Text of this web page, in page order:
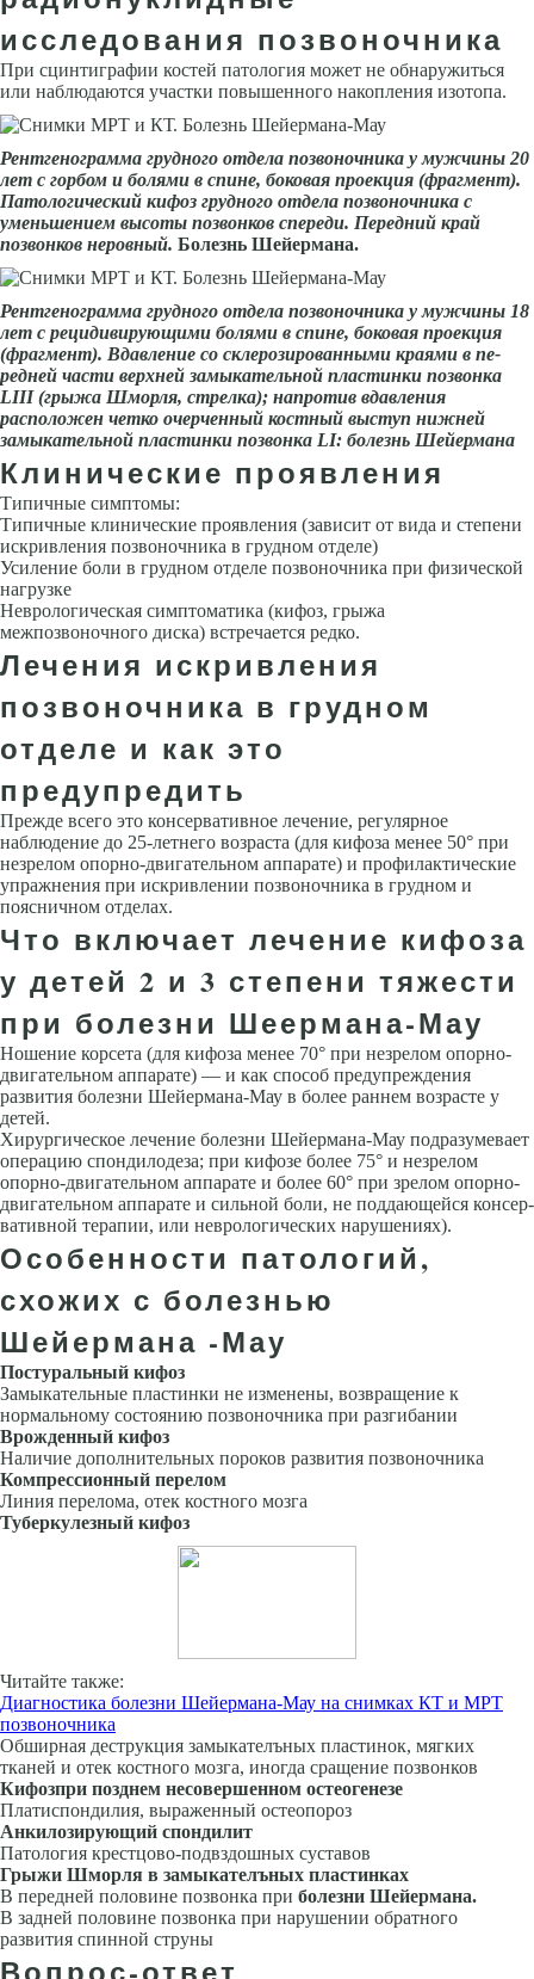
исследования позвоночника
При сцинтиграфии костей патология может не обнаружиться
или наблю­даются участки повышенного накопления изотопа.
Рентгенограмма грудного отдела по­звоночника у мужчины 20
лет с горбом и болями в спине, боковая проекция (фрагмент).
Патоло­гический кифоз грудного отдела позвоночника с
уменьшением высоты позвонков спереди. Передний край
позвонков неровный. Болезнь Шейермана.
Рентгенограмма грудного отдела позвоночника у мужчины 18
лет с рецидивирующи­ми болями в спине, боковая проекция
(фрагмент). Вдавление со склерозированными краями в пе­
редней части верхней замыкательной пластинки позвонка
LIII(грыжа Шморля, стрелка); напротив вдавления
расположен четко очерченный кост­ный выступ нижней
замыкательной пластинки позвонка LI: болезнь Шейермана
Клинические проявления
Типичные симптомы:
Типичные клинические проявления (зависит от вида и степени
искривления позвоночни­ка в грудном отделе)
Усиление боли в грудном отделе позвоночника при физической
на­грузке
Неврологическая симптоматика (кифоз, грыжа
межпозвоночного диска) встречается редко.
Лечения искривления
позвоночника в грудном
отделе и как это
предупредить
Прежде всего это консервативное лечение, регулярное
наблюдение до 25-летнего возрас­та (для кифоза менее 50° при
незрелом опорно-двигательном аппарате) и профилактические
упражнения при искривлении позвоночника в грудном и
поясничном отделах.
Что включает лечение кифоза
у детей 2 и 3 степени тяжести
при болезни Шеермана-Мау
Ношение корсета (для кифоза менее 70° при незрелом опорно-
двигательном аппарате) — и как способ предупреждения
развития болезни Шейермана-Мау в более раннем возрасте у
детей.
Хирургическое лечение болезни Шейермана-Мау подразумевает
операцию спондилодеза; при кифозе более 75° и незрелом
опорно-двигательном аппарате и более 60° при зрелом опорно-
двигательном аппарате и сильной боли, не поддающейся консер­
вативной терапии, или неврологических нарушениях).
Особенности патологий,
схожих с болезнью
Шейермана -Мау
Постуральный кифоз
Замыкательные пластинки не изменены, возвра­щение к
нормальному состоянию позвоночника при разгибании
Врожденный кифоз
Наличие дополнительных пороков развития позвоночника
Компрессионный перелом
Линия перелома, отек костного мозга
Туберкулезный кифоз
Читайте также:
Диагностика болезни Шейермана-Мау на снимках КТ и МРТ
позвоночника
Обширная деструкция замыкателъных пла­стинок, мягких
тканей и отек костного мозга, иногда сращение позвонков
Кифозпри позднем несовершенном остеогенезе
Платиспондилия, выраженный остеопороз
Анкилозирующий спондилит
Патология крестцово-подвздошных суставов
Грыжи Шморля в замыкателъных пластинках
В передней половине позвонка при болезни Шейермана.
В задней половине позвонка при нарушении обратного
развития спинной струны